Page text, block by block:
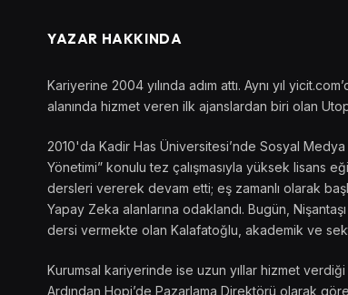
YAZAR HAKKINDA
Kariyerine 2004 yılında adım attı. Aynı yıl
alanında hizmet veren ilk ajanslardan biri olan
2010'da Kadir Has Üniversitesi’nde Sosyal
Yönetimi” konulu tez çalışmasıyla yüksek lisans
dersleri vererek devam etti; eş zamanlı olarak
Yapay Zeka alanlarına odaklandı. Bugün,
dersi vermekte olan Kalafatoğlu, akademik ve
Kurumsal kariyerinde ise uzun yıllar hizmet
Ardından Hopi’de Pazarlama Direktörü olarak